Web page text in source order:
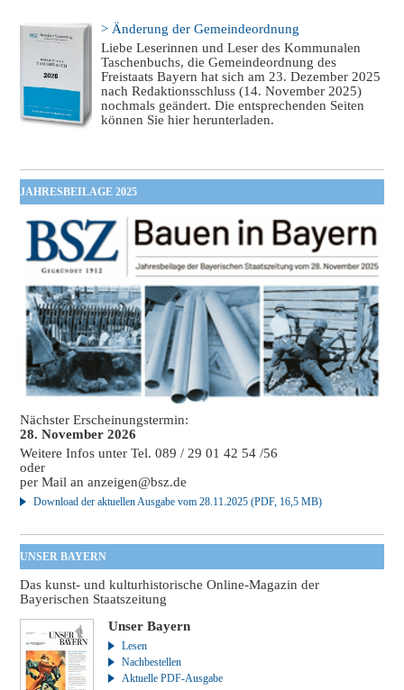
> Änderung der Gemeindeordnung
Liebe Leserinnen und Leser des Kommunalen
Taschenbuchs, die Gemeindeordnung des
Freistaats Bayern hat sich am 23. Dezember 2025
nach Redaktionsschluss (14. November 2025)
nochmals geändert. Die entsprechenden Seiten
können Sie hier herunterladen.
JAHRESBEILAGE 2025
Nächster Erscheinungstermin:
28. November 2026
Weitere Infos unter Tel. 089 / 29 01 42 54 /56
oder
per Mail ananzeigen@bsz.de
Download der aktuellen Ausgabe vom 28.11.2025 (PDF, 16,5 MB)
UNSER BAYERN
Das kunst- und kulturhistorische Online-Magazin der
Bayerischen Staatszeitung
Unser Bayern
Lesen
Nachbestellen
Aktuelle PDF-Ausgabe